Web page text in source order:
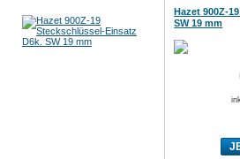
Hazet 900Z-
SW 19 mm